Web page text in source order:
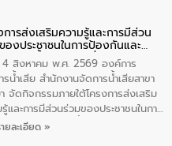
นร่วมใจ น้ำใสยั่งยืน” ได้บรรยายให้
เกี่ยวกับการจัดการน้ำเสียและการใช้
ขมันให้แก่นักเรียนโรงเรียนวัดบ่อ
ทยา) เทศบาลนครปากเกร็ด อำเภอ
กร็ด จังหวัดนนทบุรี จำนวน 30 คน
การส่งเสริมความรู้และการมีส่วน
องประชาชนในการป้องกันและ
ปัญหาน้ำเสียอย่างยั่งยืน
สิงหาคม พ.ศ. 2569 องค์การ
น้ำเสีย สำนักงานจัดการน้ำเสียสาขา
า จัดกิจกรรมภายใต้โครงการส่งเสริม
รู้และการมีส่วนร่วมของประชาชนในการ
นและแก้ไขปัญหาน้ำเสียอย่างยั่งยืน
ยละเอียด »